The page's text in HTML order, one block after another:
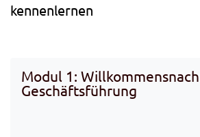
kennenlernen
Modul 1:
Geschäftsführung